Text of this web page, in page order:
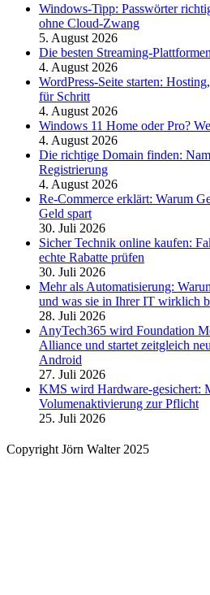
Windows-Tipp: Passwörter
ohne Cloud-Zwang
5. August 2026
Die besten Streaming-
4. August 2026
WordPress-Seite starten:
für Schritt
4. August 2026
Windows 11 Home oder Pro?
4. August 2026
Die richtige Domain finden:
Registrierung
4. August 2026
Re-Commerce erklärt: Warum
Geld spart
30. Juli 2026
Sicher Technik online kaufen:
echte Rabatte prüfen
30. Juli 2026
Mehr als Automatisierung:
und was sie in Ihrer IT wirklich
28. Juli 2026
AnyTech365 wird Foundation
Alliance und startet zeitgleich
Android
27. Juli 2026
KMS wird Hardware-gesichert:
Volumenaktivierung zur Pflicht
25. Juli 2026
Copyright Jörn Walter 2025